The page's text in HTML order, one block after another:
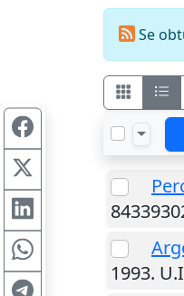
Se
1993.